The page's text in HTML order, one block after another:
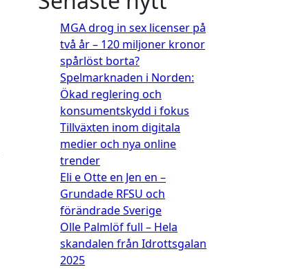
MGA drog in sex licenser på
två år – 120 miljoner kronor
spårlöst borta?
Spelmarknaden i Norden:
Ökad reglering och
konsumentskydd i fokus
Tillväxten inom digitala
medier och nya online
trender
Eli e Otte en Jen en –
Grundade RFSU och
förändrade Sverige
Olle Palmlöf full – Hela
skandalen från Idrottsgalan
2025